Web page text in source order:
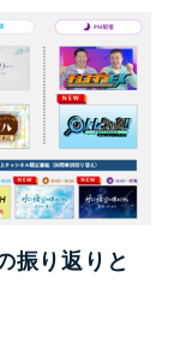
振り返りと